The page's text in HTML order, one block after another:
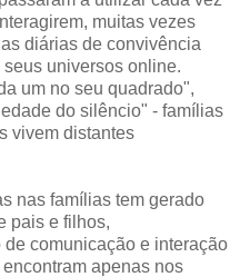
muitas vezes
diárias de convivência
universos online.
um no seu quadrado",
do silêncio" - famílias
vivem distantes
nas famílias tem gerado
pais e filhos,
comunicação e interação
apenas nos